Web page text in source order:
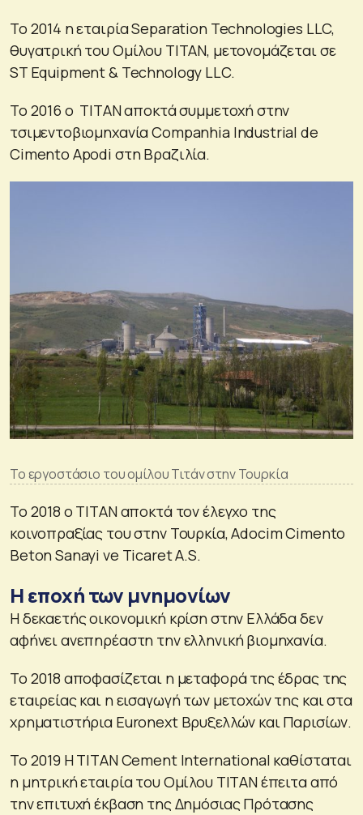
Το 2014 η εταιρία Separation Technologies LLC,
θυγατρική του Ομίλου ΤΙΤΑΝ, μετονομάζεται σε
ST Equipment & Technology LLC.
Το 2016 ο ΤΙΤΑΝ αποκτά συμμετοχή στην
τσιμεντοβιομηχανία Companhia Industrial de
Cimento Apodi στη Βραζιλία.
Το εργοστάσιο του ομίλου Τιτάν στην Τουρκία
Το 2018 ο ΤΙΤΑΝ αποκτά τον έλεγχο της
κοινοπραξίας του στην Τουρκία, Adocim Cimento
Beton Sanayi ve Ticaret A.S.
Η εποχή των μνημονίων
Η δεκαετής οικονομική κρίση στην Ελλάδα δεν
αφήνει ανεπηρέαστη την ελληνική βιομηχανία.
Το 2018 αποφασίζεται η μεταφορά της έδρας της
εταιρείας και η εισαγωγή των μετοχών της και στα
χρηματιστήρια Euronext Βρυξελλών και Παρισίων.
Το 2019 Η TITAN Cement International καθίσταται
η μητρική εταιρία του Ομίλου ΤΙΤΑΝ έπειτα από
την επιτυχή έκβαση της Δημόσιας Πρότασης